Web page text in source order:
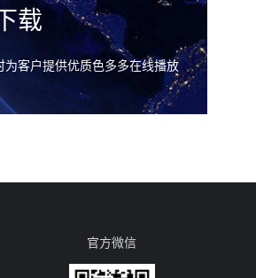
载
为客户提供优质色多多在线播放
官方微信